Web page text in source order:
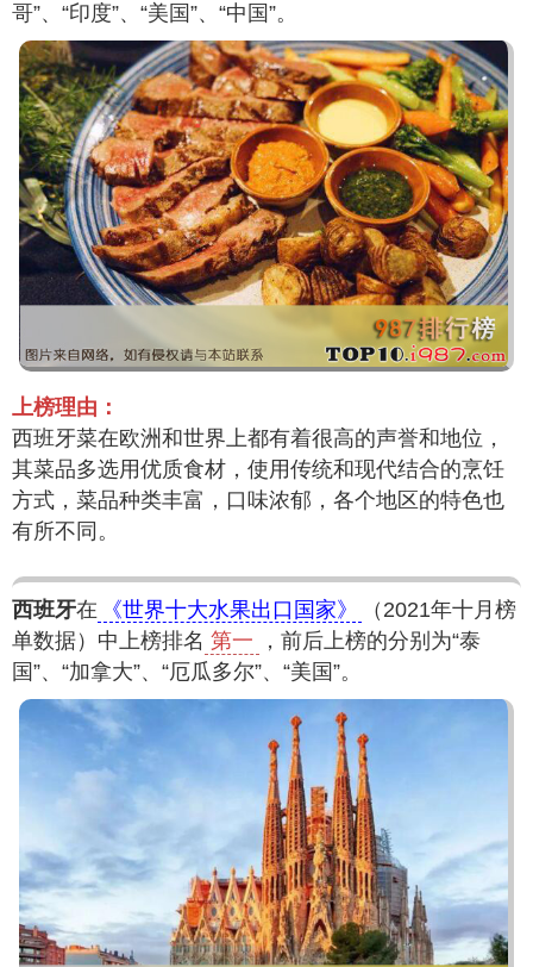
哥”、“印度”、“美国”、“中国”。
上榜理由：
西班牙菜在欧洲和世界上都有着很高的声誉和地位，
其菜品多选用优质食材，使用传统和现代结合的烹饪
方式，菜品种类丰富，口味浓郁，各个地区的特色也
有所不同。
西班牙在 《世界十大水果出口国家》
（2021年十月榜
单数据）中上榜排名 第一
，前后上榜的分别为“泰
国”、“加拿大”、“厄瓜多尔”、“美国”。